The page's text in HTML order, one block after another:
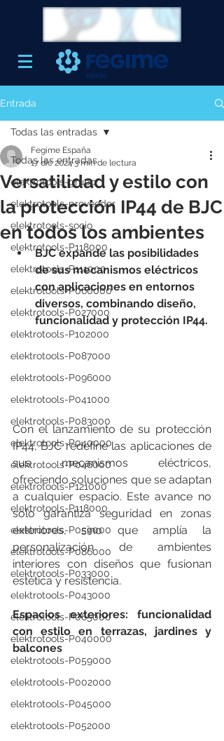
Entrada
Todas las entradas
elektrotools-grupo
elektrotools-proveedor
elektrotools-socio
elektrotools-P118000
elektrotools-P111000
elektrotools-P060000
elektrotools-P027000
elektrotools-P102000
elektrotools-P087000
elektrotools-P096000
elektrotools-P041000
elektrotools-P083000
elektrotools-P040000
elektrotools-P046000
elektrotools-P121000
elektrotools-P118000
elektrotools-P059000
elektrotools-P086000
elektrotools-P033000
elektrotools-P043000
elektrotools-P065000
elektrotools-P040000
elektrotools-P059000
elektrotools-P002000
elektrotools-P045000
elektrotools-P052000
Todas las entradas
Versatilidad y estilo con
la protección IP44 de BJC
en todos los ambientes
Fegime España
17 dic 20243 min de lectura
BJC expande las posibilidades
de sus mecanismos eléctricos
con aplicaciones en entornos
diversos, combinando diseño,
funcionalidad y protección IP44.
Con el lanzamiento de su protección
IP44, BJC redefine las aplicaciones de
sus mecanismos eléctricos,
ofreciendo soluciones que se adaptan
a cualquier espacio. Este avance no
solo garantiza seguridad en zonas
exteriores, sino que amplía la
personalización de ambientes
interiores con diseños que fusionan
estética y resistencia.
Espacios exteriores: funcionalidad
con estilo en terrazas, jardines y
balcones